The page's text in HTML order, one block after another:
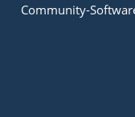
Community-